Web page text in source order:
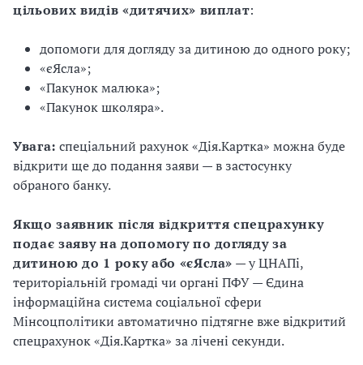
цільових видів «дитячих» виплат:
допомоги для догляду за дитиною до одного року;
«єЯсла»;
«Пакунок малюка»;
«Пакунок школяра».
Увага: спеціальний рахунок «Дія.Картка» можна буде
відкрити ще до подання заяви — в застосунку
обраного банку.
Якщо заявник після відкриття спецрахунку
подає заяву на допомогу по догляду за
дитиною до 1 року або «єЯсла» — у ЦНАПі,
територіальній громаді чи органі ПФУ — Єдина
інформаційна система соціальної сфери
Мінсоцполітики автоматично підтягне вже відкритий
спецрахунок «Дія.Картка» за лічені секунди.